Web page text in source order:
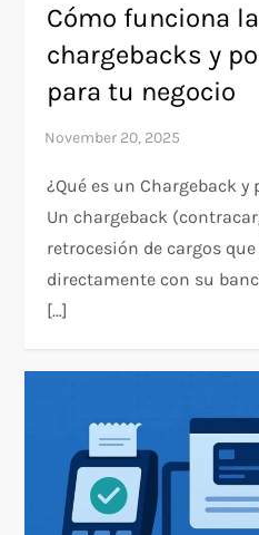
Cómo funciona
chargebacks y
para tu negocio
¿Qué es un Chargeback y
Un chargeback
retrocesión de cargos
directamente con su
[…]